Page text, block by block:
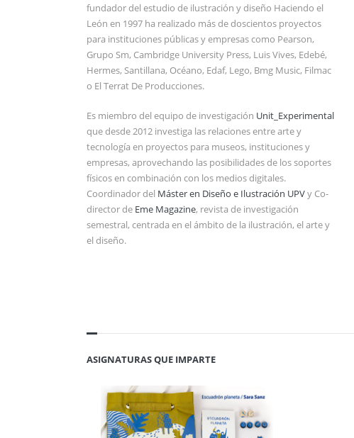
fundador del estudio de ilustración y diseño Haciendo el
León en 1997 ha realizado más de doscientos proyectos
para instituciones públicas y empresas como Pearson,
Grupo Sm, Cambridge University Press, Luis Vives, Edebé,
Hermes, Santillana, Océano, Edaf, Lego, Bmg Music, Filmac
o El Terrat De Producciones.
Es miembro del equipo de investigación Unit_Experimental
que desde 2012 investiga las relaciones entre arte y
tecnología en proyectos para museos, instituciones y
empresas, aprovechando las posibilidades de los soportes
físicos en combinación con los medios digitales.
Coordinador del Máster en Diseño e Ilustración UPVy Co-
director de Eme Magazine, revista de investigación
semestral, centrada en el ámbito de la ilustración, el arte y
el diseño.
ASIGNATURAS QUE IMPARTE